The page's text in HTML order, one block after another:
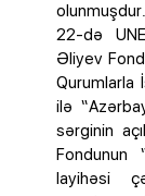
22-də
Əliyev
Qurumlarla
ilə
sərginin
Fondunun
layihəsi